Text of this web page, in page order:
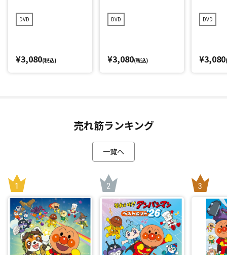
DVD
¥3,080(税込)
DVD
¥3,080(税込)
DVD
¥3,080
売れ筋ランキング
一覧へ